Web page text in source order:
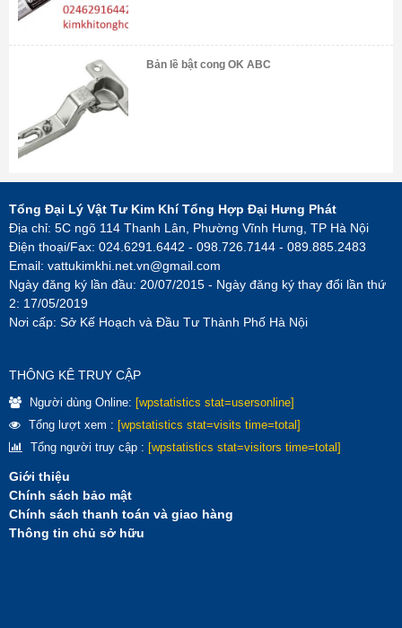
Bản lề bật cong OK ABC
Tổng Đại Lý Vật Tư Kim Khí Tổng Hợp Đại Hưng Phát
Địa chỉ: 5C ngõ 114 Thanh Lân, Phường Vĩnh Hưng, TP Hà Nội
Điện thoại/Fax: 024.6291.6442 - 098.726.7144 - 089.885.2483
Email: vattukimkhi.net.vn@gmail.com
Ngày đăng ký lần đầu: 20/07/2015 - Ngày đăng ký thay đổi lần thứ
2: 17/05/2019
Nơi cấp: Sở Kế Hoạch và Đầu Tư Thành Phố Hà Nội
THÔNG KÊ TRUY CẬP
Người dùng Online: [wpstatistics stat=usersonline]
Tổng lượt xem : [wpstatistics stat=visits time=total]
Tổng người truy cập : [wpstatistics stat=visitors time=total]
Giới thiệu
Chính sách bảo mật
Chính sách thanh toán và giao hàng
Thông tin chủ sở hữu